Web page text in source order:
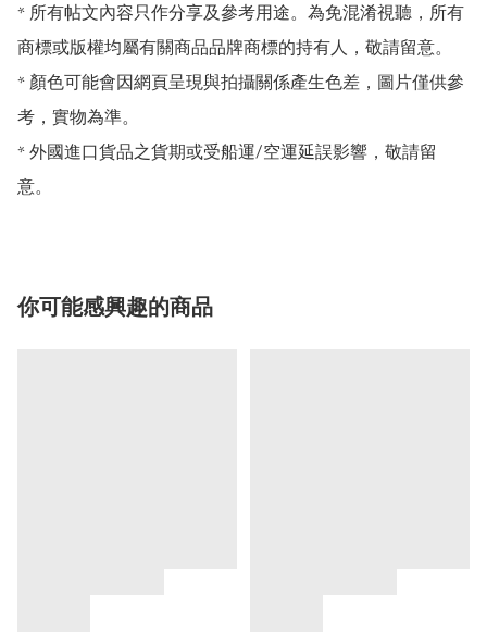
* 所有帖文內容只作分享及參考用途。為免混淆視聽，所有
商標或版權均屬有關商品品牌商標的持有人，敬請留意。
* 顏色可能會因網頁呈現與拍攝關係產生色差，圖片僅供參
考，實物為準。
* 外國進口貨品之貨期或受船運/空運延誤影響，敬請留
意。
你可能感興趣的商品